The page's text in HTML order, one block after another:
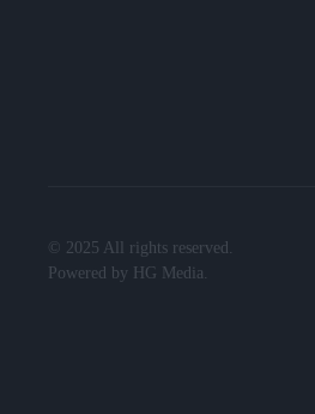
© 2025 All rights reserved.
Powered by
HG Media.